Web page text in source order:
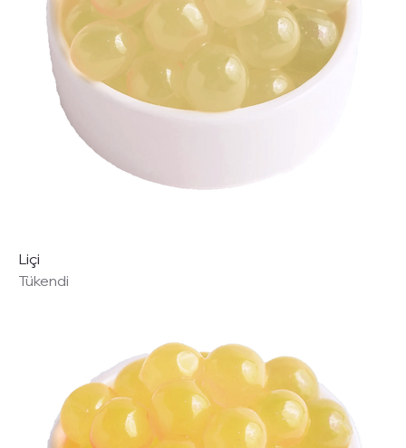
Liçi
Tükendi